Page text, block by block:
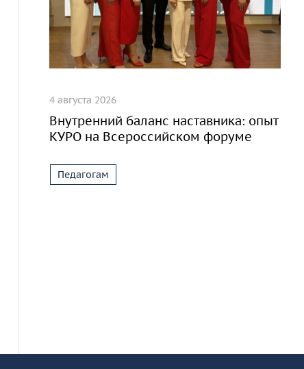
4 августа 2026
Внутренний баланс наставника: опыт
КУРО на Всероссийском форуме
Педагогам